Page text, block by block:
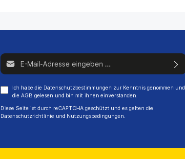
E-Mail-Adresse*
Ich habe die Datenschutzbestimmungen zur Kenntnis genommen und
die AGB gelesen und bin mit ihnen einverstanden.
Diese Seite ist durch reCAPTCHA geschützt und es gelten die
Datenschutzrichtlinie und Nutzungsbedingungen.